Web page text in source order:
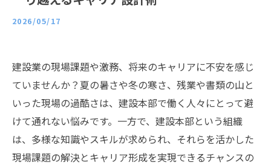
2026/05/17
建設業の現場課題や激務、将来のキャリアに不安を感じ
ていませんか？夏の暑さや冬の寒さ、残業や書類の山と
いった現場の過酷さは、建設本部で働く人々にとって避
けて通れない悩みです。一方で、建設本部という組織
は、多様な知識やスキルが求められ、それらを活かした
現場課題の解決とキャリア形成を実現できるチャンスの